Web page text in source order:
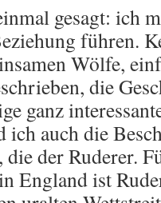
gesagt: ich
führen.
Wölfe,
die
ganz
ich auch die
der Ruderer.
England ist